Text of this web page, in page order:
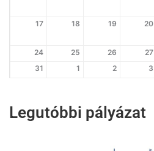
17 18 19 20
24 25 26 27
31
1 2 3
Legutóbbi pályázat